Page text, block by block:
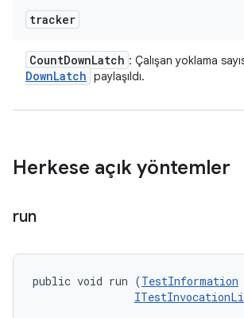
tracker
CountDownLatch : Çalışan yoklama
DownLatch paylaşıldı.
Herkese açık yöntemler
run
public void run (TestInformation